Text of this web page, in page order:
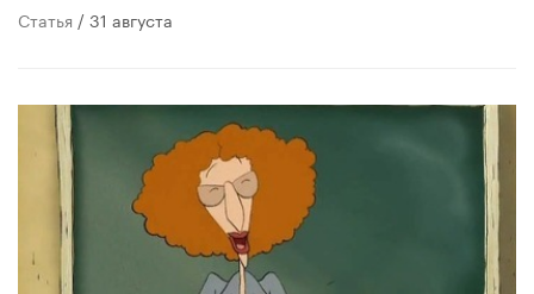
Статья / 31 августа